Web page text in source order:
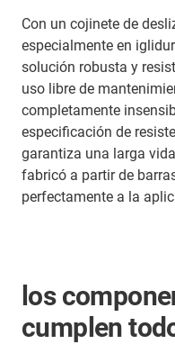
Con un cojinete de
especialmente en
solución robusta y
uso libre de
completamente
especificación de
garantiza una larga
fabricó a partir de
perfectamente a la
los
cumplen